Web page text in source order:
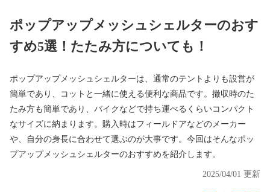
ポップアップメッシュシェルターのおす
すめ5選！たたみ方についても！
ポップアップメッシュシェルターは、通常のテントよりも設営が
簡単であり、コットと一緒に使える便利な商品です。撤収時のた
たみ方も簡単であり、バイクなどで持ち運べるくらいコンパクト
なサイズに納まります。購入時はフィールドアなどのメーカー
や、自分の身長に合わせて選ぶのが大事です。今回はそんなポッ
プアップメッシュシェルターのおすすめを紹介します。
2025/04/01 更新